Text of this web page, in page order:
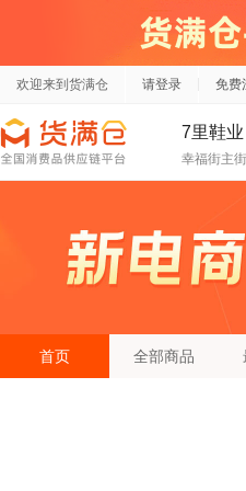
欢迎来到货满仓 请登录 免费
7里鞋业
幸福街主
首页 全部商品